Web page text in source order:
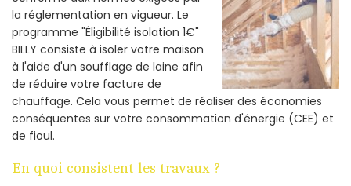
la réglementation en vigueur. Le
programme "Éligibilité isolation 1€"
BILLY consiste à isoler votre maison
à l'aide d'un soufflage de laine afin
de réduire votre facture de
chauffage. Cela vous permet de réaliser des économies
conséquentes sur votre consommation d'énergie (CEE) et
de fioul.
En quoi consistent les travaux ?